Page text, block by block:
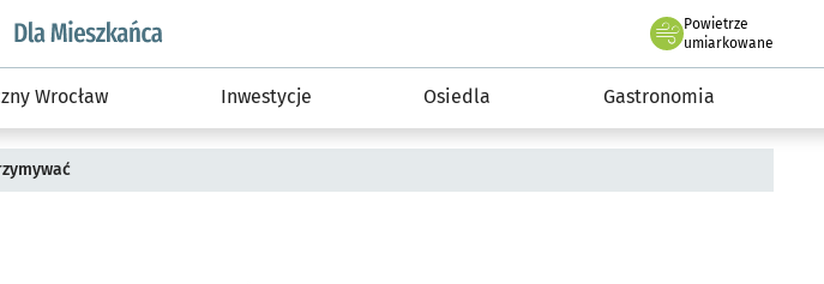
wroclaw.pl podserwis: Dla mieszkańca
Powietrze
we Wrocławiu
umiarkowane
Wrocław Inwestycje Osiedla Gastronomia